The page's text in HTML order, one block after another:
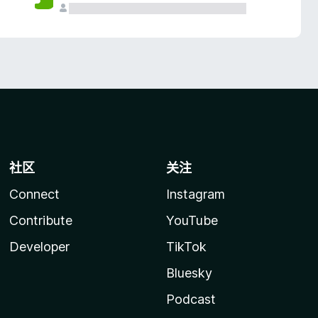
社区
Connect
Contribute
Developer
关注
Instagram
YouTube
TikTok
Bluesky
Podcast